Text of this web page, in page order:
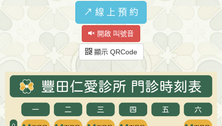
↗️ 線 上 預 約
開啟 叫號音
顯示 QRCode